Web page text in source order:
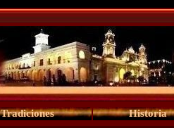
Tradiciones Historia